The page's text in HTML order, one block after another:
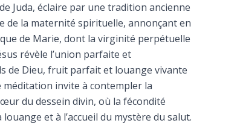
Nazareth
Juda, éclaire par une tradition ancienne
de la maternité spirituelle, annonçant en
de Marie, dont la virginité perpétuelle
révèle l’union parfaite et
de Dieu, fruit parfait et louange vivante
méditation invite à contempler la
du dessein divin, où la fécondité
et à l’accueil du mystère du salut.